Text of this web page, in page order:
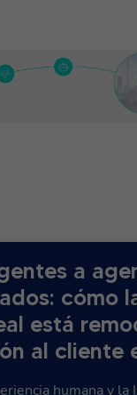
a
cómo
está
al cliente
humana y la